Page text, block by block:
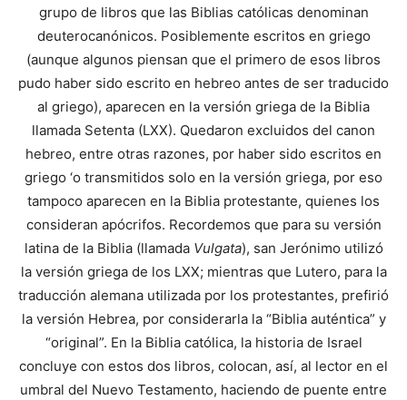
grupo de libros que las Biblias católicas denominan
deuterocanónicos. Posiblemente escritos en griego
(aunque algunos piensan que el primero de esos libros
pudo haber sido escrito en hebreo antes de ser traducido
al griego), aparecen en la versión griega de la Biblia
llamada Setenta (LXX). Quedaron excluidos del canon
hebreo, entre otras razones, por haber sido escritos en
griego ‘o transmitidos solo en la versión griega, por eso
tampoco aparecen en la Biblia protestante, quienes los
consideran apócrifos. Recordemos que para su versión
latina de la Biblia (llamada Vulgata), san Jerónimo utilizó
la versión griega de los LXX; mientras que Lutero, para la
traducción alemana utilizada por los protestantes, prefirió
la versión Hebrea, por considerarla la “Biblia auténtica” y
“original”. En la Biblia católica, la historia de Israel
concluye con estos dos libros, colocan, así, al lector en el
umbral del Nuevo Testamento, haciendo de puente entre